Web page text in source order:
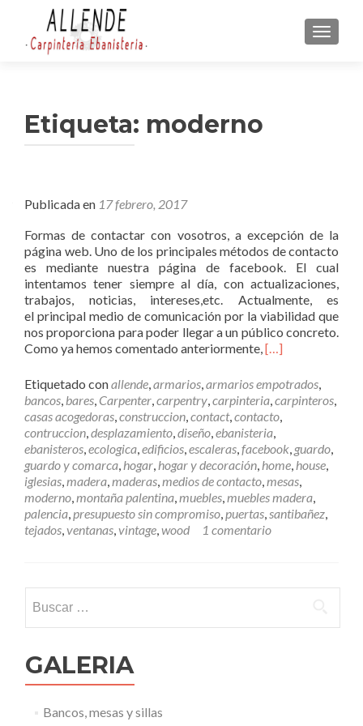
Etiqueta: moderno
Publicada en 17 febrero, 2017
Formas de contactar con vosotros, a excepción de la
página web. Uno de los principales métodos de contacto
es mediante nuestra página de facebook. El cual
intentamos tener siempre al día, con actualizaciones,
trabajos, noticias, intereses,etc. Actualmente, es
el principal medio de comunicación por la viabilidad que
nos proporciona para poder llegar a un público concreto.
Como ya hemos comentado anteriormente,L
e
r
m
á
s
C
ó
m
o
p
r
[…]
Etiquetado conallende,armarios,armarios empotrados,
bancos, bares, Carpenter,carpentry,carpinteria,carpinteros,
casas acogedoras,construccion,contact,contacto,
contruccion,desplazamiento,diseño,ebanisteria,
ebanisteros,ecologica,edificios,escaleras,facebook, guardo,
guardo y comarca, hogar, hogar y decoración, home, house,
iglesias,madera,maderas,medios de contacto,mesas,
moderno,montaña palentina,muebles,muebles madera,
palencia,presupuesto sin compromiso,puertas,santibañez,
tejados,ventanas,vintage,wood 1 comentario
GALERIA
Bancos, mesas y sillas